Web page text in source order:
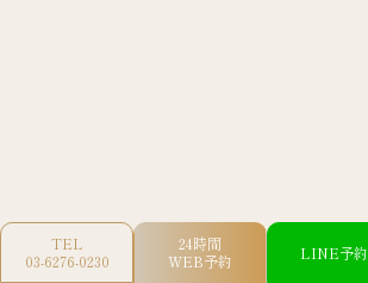
TEL
03-6276-0230
24時間
WEB予約
LINE予約